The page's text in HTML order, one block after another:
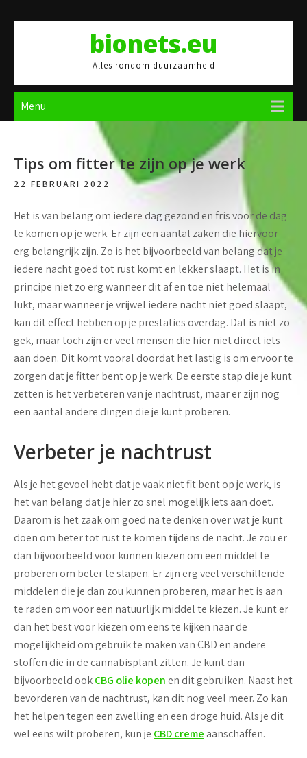
bionets.eu
Alles rondom duurzaamheid
Menu
Tips om fitter te zijn op je werk
22 FEBRUARI 2022
Het is van belang om iedere dag gezond en fris voor de dag
te komen op je werk. Er zijn een aantal zaken die hiervoor
erg belangrijk zijn. Zo is het bijvoorbeeld van belang dat je
iedere nacht goed tot rust komt en lekker slaapt. Het is in
principe niet zo erg wanneer dit af en toe niet helemaal
lukt, maar wanneer je vrijwel iedere nacht niet goed slaapt,
kan dit effect hebben op je prestaties overdag. Dat is niet zo
gek, maar toch zijn er veel mensen die hier niet direct iets
aan doen. Dit komt vooral doordat het lastig is om ervoor te
zorgen dat je fitter bent op je werk. De eerste stap die je kunt
zetten is het verbeteren van je nachtrust, maar er zijn nog
een aantal andere dingen die je kunt proberen.
Verbeter je nachtrust
Als je het gevoel hebt dat je vaak niet fit bent op je werk, is
het van belang dat je hier zo snel mogelijk iets aan doet.
Daarom is het zaak om goed na te denken over wat je kunt
doen om beter tot rust te komen tijdens de nacht. Je zou er
dan bijvoorbeeld voor kunnen kiezen om een middel te
proberen om beter te slapen. Er zijn erg veel verschillende
middelen die je dan zou kunnen proberen, maar het is aan
te raden om voor een natuurlijk middel te kiezen. Je kunt er
dan het best voor kiezen om eens te kijken naar de
mogelijkheid om gebruik te maken van CBD en andere
stoffen die in de cannabisplant zitten. Je kunt dan
bijvoorbeeld ookCBG olie kopen en dit gebruiken. Naast het
bevorderen van de nachtrust, kan dit nog veel meer. Zo kan
het helpen tegen een zwelling en een droge huid. Als je dit
wel eens wilt proberen, kun je CBD creme aanschaffen.